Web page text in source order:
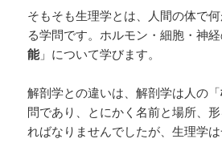
そもそも生理学とは、人間の体で
る学問です。ホルモン・細胞・神
能」について学びます。
解剖学との違いは、解剖学は人の「
問であり、とにかく名前と場所、
ればなりませんでしたが、生理学